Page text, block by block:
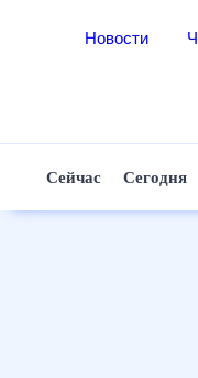
Новости
Сейчас Сегодня